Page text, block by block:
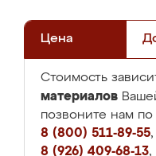
Цена
Стоимость
материалов
позвоните нам
8 (800) 511-89-55,
8 (926) 409-68-13,